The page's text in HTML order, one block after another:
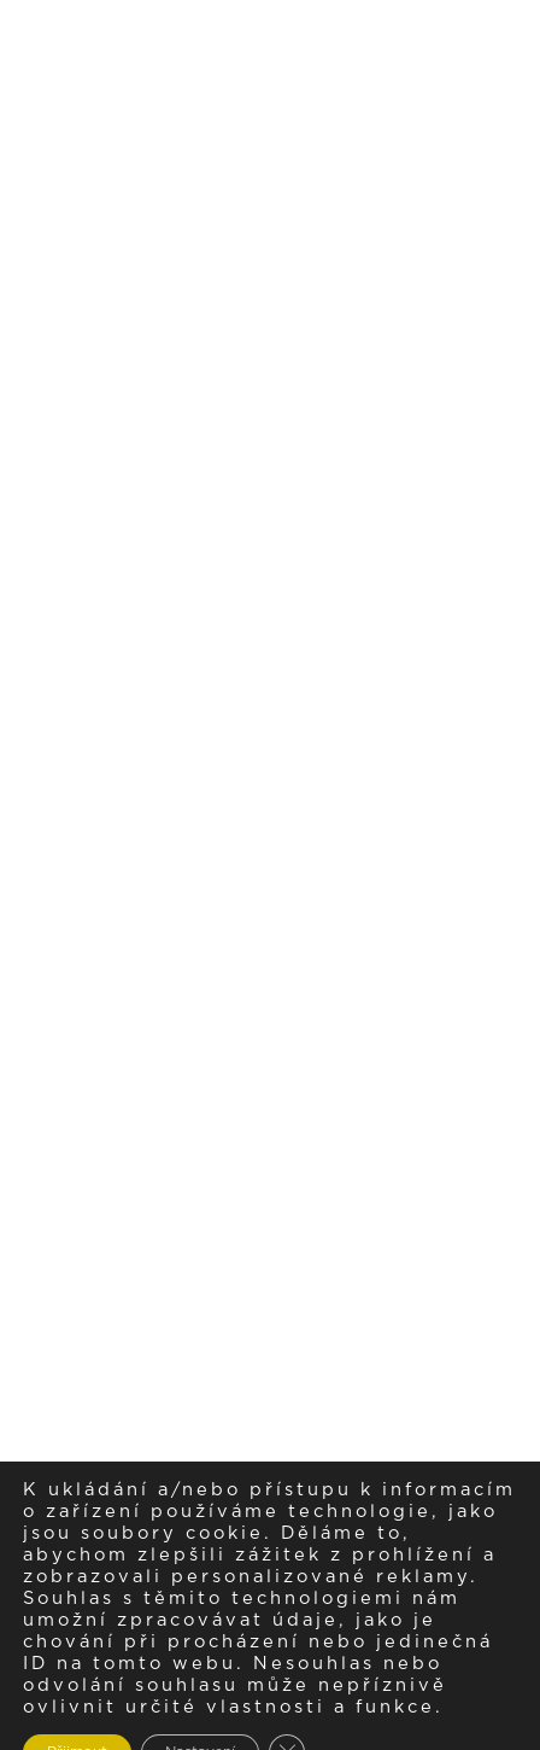
K ukládání a/nebo přístupu k informacím
o zařízení používáme technologie, jako
jsou soubory cookie. Děláme to,
abychom zlepšili zážitek z prohlížení a
zobrazovali personalizované reklamy.
Souhlas s těmito technologiemi nám
umožní zpracovávat údaje, jako je
chování při procházení nebo jedinečná
ID na tomto webu. Nesouhlas nebo
odvolání souhlasu může nepříznivě
ovlivnit určité vlastnosti a funkce.